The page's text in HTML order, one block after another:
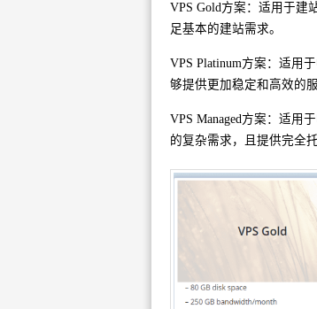
VPS Gold方案：适用于建
足基本的建站需求。
VPS Platinum方案：适用
够提供更加稳定和高效的
VPS Managed方案：适用
的复杂需求，且提供完全托